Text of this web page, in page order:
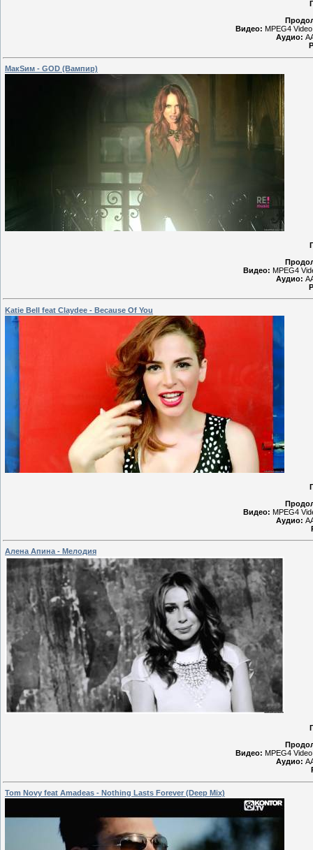
Видео: MPEG4
Аудио:
МакSим - GOD (Вампир)
Видео: MPEG4
Аудио:
Katie Bell feat Claydee - Because Of You
Видео: MPEG4
Аудио:
Алена Апина - Мелодия
Видео: MPEG4
Аудио:
Tom Novy feat Amadeas - Nothing Lasts Forever (Deep Mix)